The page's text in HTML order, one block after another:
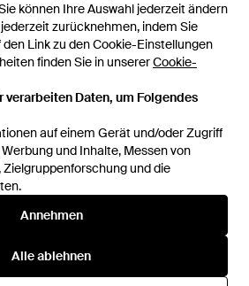
können Ihre Auswahl jederzeit ändern
zurücknehmen, indem Sie
Link zu den Cookie-Einstellungen
finden Sie in unsererCookie-
verarbeiten Daten, um Folgendes
auf einem Gerät und/oder Zugriff
und Inhalte, Messen von
und die
Annehmen
Alle ablehnen
können Ihre Auswahl jederzeit ändern
zurücknehmen, indem Sie
Link zu den Cookie-Einstellungen
finden Sie in unsererCookie-
verarbeiten Daten, um Folgendes
auf einem Gerät und/oder Zugriff
und Inhalte, Messen von
und die
Annehmen
Alle ablehnen
HIDNANDER